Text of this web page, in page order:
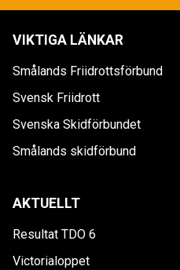
VIKTIGA LÄNKAR
Smålands Friidrottsförbund
Svensk Friidrott
Svenska Skidförbundet
Smålands skidförbund
AKTUELLT
Resultat TDO 6
Victorialoppet